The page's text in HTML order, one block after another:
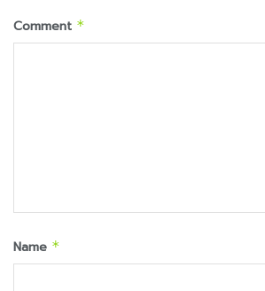
Comment *
Name *